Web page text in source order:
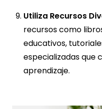
Utiliza Recursos
recursos como
educativos,
especializadas que
aprendizaje.